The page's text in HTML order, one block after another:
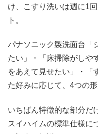
け、こすり洗いは週に1
ト。
パナソニック製洗面台「
たい」・「床掃除がしや
をあえて見せたい」・「
た好みに応じて、4つの
いちばん特徴的な部分だ
スイハイムの標準仕様に